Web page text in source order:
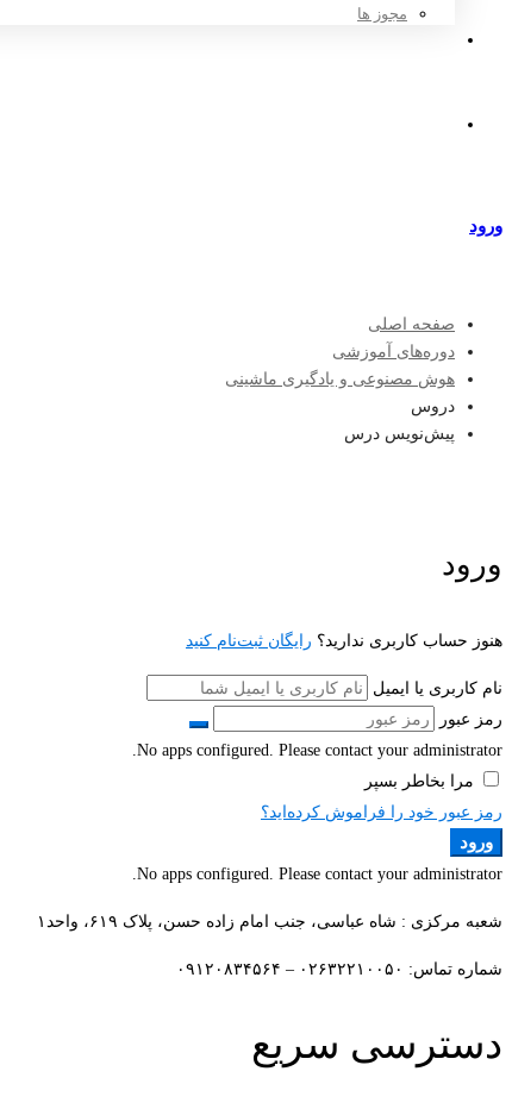
مجوز ها
ورود
صفحه اصلی
دوره‌های آموزشی
هوش مصنوعی و یادگیری ماشینی
دروس
پیش‌نویس درس
ورود
هنوز حساب کاربری ندارید؟ رایگان ثبت‌نام کنید
نام کاربری یا ایمیل
رمز عبور
No apps configured. Please contact your administrator.
مرا بخاطر بسپر
رمز عبور خود را فراموش کرده‌اید؟
ورود
No apps configured. Please contact your administrator.
شعبه مرکزی : شاه عباسی، جنب امام زاده حسن، پلاک ۶۱۹، واحد۱​
شماره تماس: ۰۲۶۳۲۲۱۰۰۵۰ – ۰۹۱۲۰۸۳۴۵۶۴
دسترسی سریع